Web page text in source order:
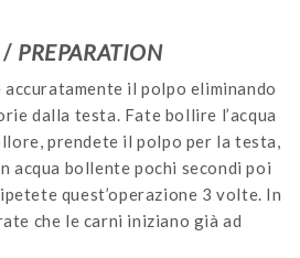
/ PREPARATION
il polpo eliminando
dalla testa. Fate bollire l’acqua
prendete il polpo per la testa,
acqua bollente pochi secondi poi
quest’operazione 3 volte. In
che le carni iniziano già ad